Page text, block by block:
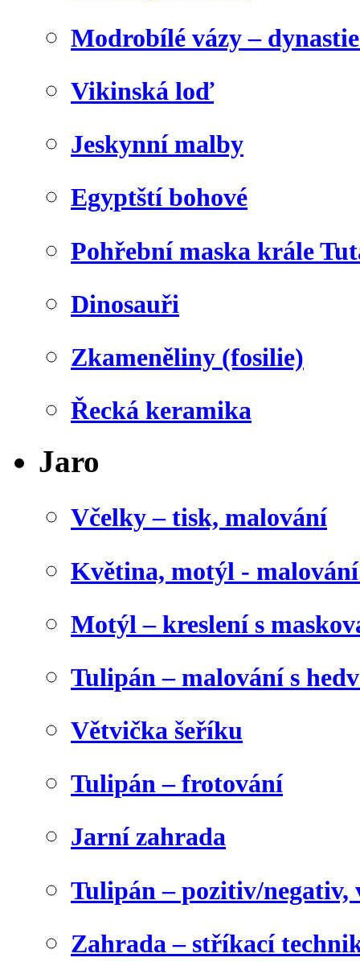
Modrobílé vázy –
Vikinská loď
Jeskynní malby
Egyptští bohové
Pohřební maska krále
Dinosauři
Zkameněliny (fosilie)
Řecká keramika
Jaro
Včelky – tisk, malování
Květina, motýl -
Motýl – kreslení s
Tulipán – malování s
Větvička šeříku
Tulipán – frotování
Jarní zahrada
Tulipán – pozitiv/negativ,
Zahrada – stříkací